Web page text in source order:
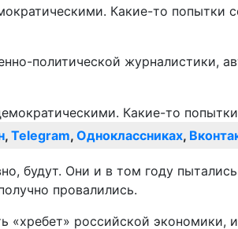
Какие-то попытки
политической журналистики,
, Telegram, Одноклассниках,
будут. Они и в том году
провалились.
российской экономики,